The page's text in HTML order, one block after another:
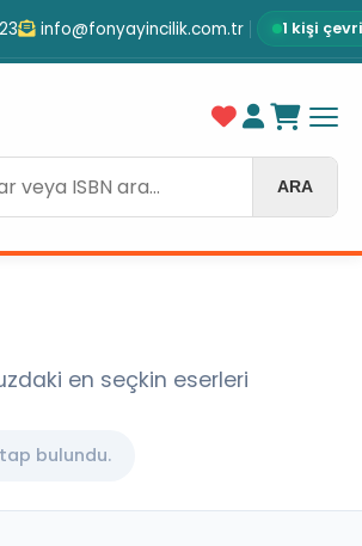
info@fonyayincilik.com.tr 1 kişi
ARA
en seçkin eserleri
bulundu.